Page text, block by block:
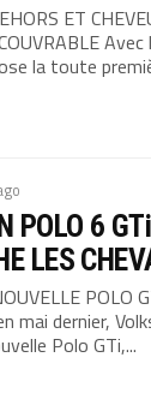
ET
la toute
POLO 6
LES
POLO
mai dernier,
Polo GTi,...